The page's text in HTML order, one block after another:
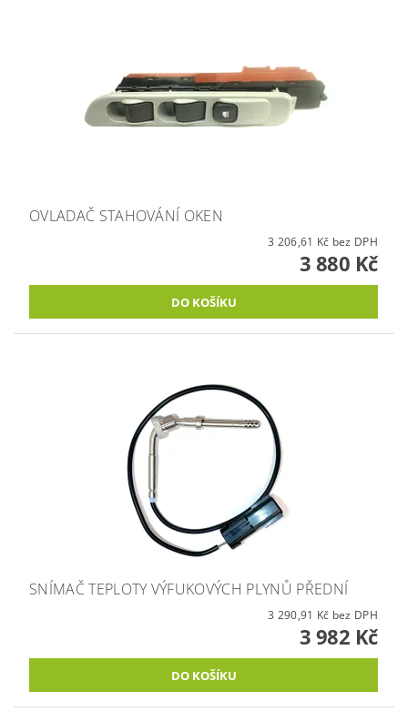
OVLADAČ STAHOVÁNÍ OKEN
3 206,61 Kč bez DPH
3 880 Kč
SNÍMAČ TEPLOTY VÝFUKOVÝCH PLYNŮ PŘEDNÍ
3 290,91 Kč bez DPH
3 982 Kč